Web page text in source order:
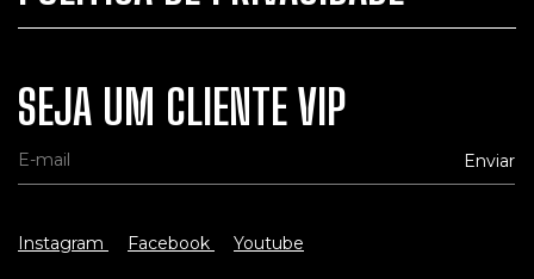
SEJA UM CLIENTE VIP
Instagram Facebook Youtube